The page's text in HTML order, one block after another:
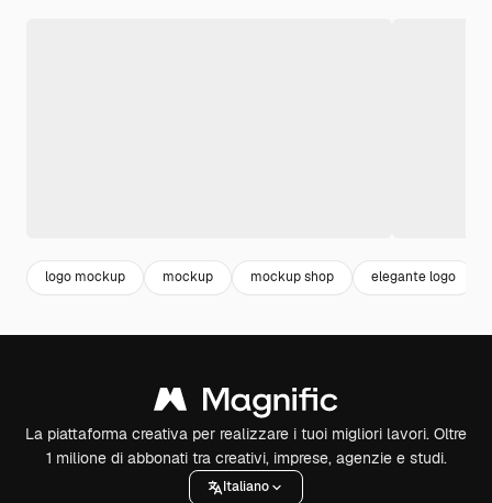
logo mockup mockup mockup shop elegante logo
La piattaforma creativa per realizzare i tuoi migliori lavori. Oltre
1 milione di abbonati tra creativi, imprese, agenzie e studi.
Italiano